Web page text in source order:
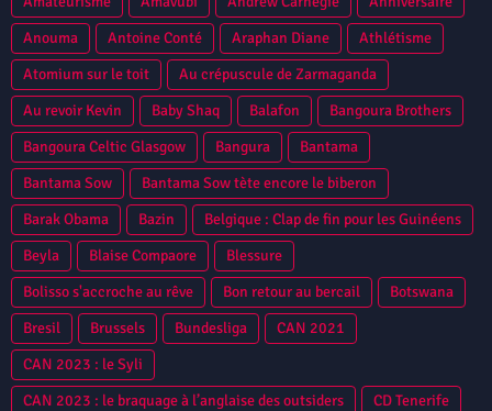
Anouma
Antoine Conté Araphan Diane
Athlétisme
Atomium sur le toit
Au crépuscule de Zarmaganda
Au revoir Kevin
Baby Shaq Balafon
Bangoura Brothers
Bangoura Celtic Glasgow
Bangura
Bantama
Bantama Sow
Bantama Sow tète encore le biberon
Barak Obama
Bazin
Belgique : Clap de fin pour les Guinéens
Beyla
Blaise Compaore
Blessure
Bolisso s'accroche au rêve
Bon retour au bercail
Botswana
Bresil
Brussels Bundesliga
CAN 2021
CAN 2023 : le Syli
CAN 2023 : le braquage à l’anglaise des outsiders
CD Tenerife